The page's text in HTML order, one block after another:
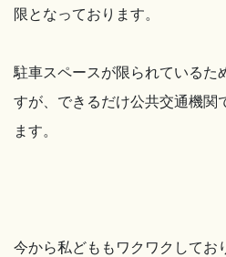
限となっております。
駐車スペースが限られているた
すが、できるだけ公共交通機関
ます。
今から私どももワクワクしてお